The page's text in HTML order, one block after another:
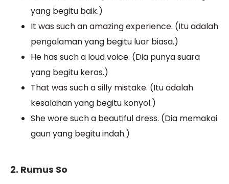
yang begitu baik.)
It was such an amazing experience. (Itu adalah
pengalaman yang begitu luar biasa.)
He has such a loud voice. (Dia punya suara
yang begitu keras.)
That was such a silly mistake. (Itu adalah
kesalahan yang begitu konyol.)
She wore such a beautiful dress. (Dia memakai
gaun yang begitu indah.)
2. Rumus So